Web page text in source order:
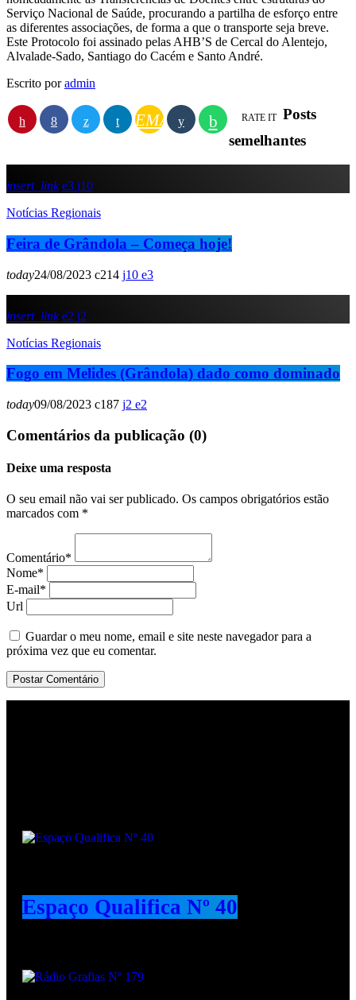
Serviço Nacional de Saúde, procurando a partilha de esforço entre
as diferentes associações, de forma a que o transporte seja breve.
Este Protocolo foi assinado pelas AHB’S de Cercal do Alentejo,
Alvalade-Sado, Santiago do Cacém e Santo André.
Escrito poradmin
EMAIL RATE IT Posts
semelhantes
insert_link 3 10
Notícias Regionais
Feira de Grândola – Começa hoje!
today24/08/2023 214 10 3
insert_link 2 2
Notícias Regionais
Fogo em Melides (Grândola) dado como dominado
today09/08/2023 187 2 2
Comentários da publicação (0)
Deixe uma resposta
O seu email não vai ser publicado. Os campos obrigatórios estão
marcados com *
Comentário*
Nome*
E-mail*
Url
Guardar o meu nome, email e site neste navegador para a
próxima vez que eu comentar.
Espaço Qualifica Nº 40